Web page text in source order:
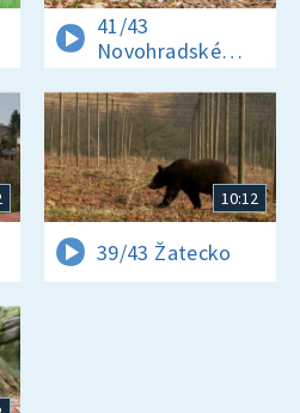
41/43
Novohradské
hory
10:12
39/43 Žatecko